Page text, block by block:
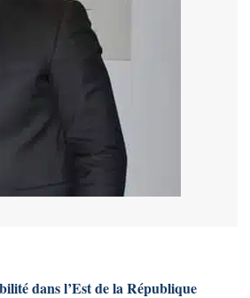
dans l’Est de la République